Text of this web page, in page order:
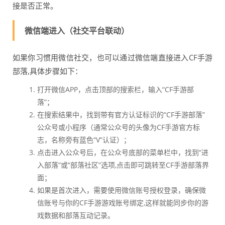
接是否正常。
微信端进入（社交平台联动）
如果你习惯用微信社交，也可以通过微信端直接进入CF手游
部落,具体步骤如下：
打开微信APP，点击顶部的搜索栏，输入“CF手游部
落”；
在搜索结果中，找到带有官方认证标识的“CF手游部落”
公众号或小程序（通常公众号的头像为CF手游官方标
志，名称旁有蓝色“V”认证）；
点击进入公众号后，在公众号底部的菜单栏中，找到“进
入部落”或“部落社区”选项,点击即可跳转至CF手游部落界
面；
如果是首次进入，需要使用微信账号授权登录，确保微
信账号与你的CF手游游戏账号绑定,这样就能同步你的游
戏数据和部落互动记录。